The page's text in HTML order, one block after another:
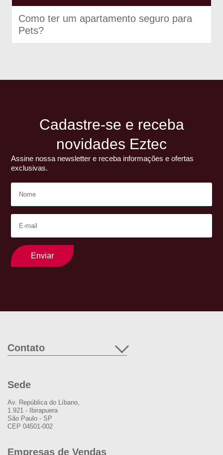
Como ter um apartamento seguro para
Pets?
Cadastre-se e receba
novidades Eztec
Assine nossa newsletter e receba informações e ofertas
exclusivas.
Enviar
Contato
Sede
Av. República do Líbano,
1.921 - Ibirapuera
São Paulo - SP
CEP 04501-002
Empresas de Vendas